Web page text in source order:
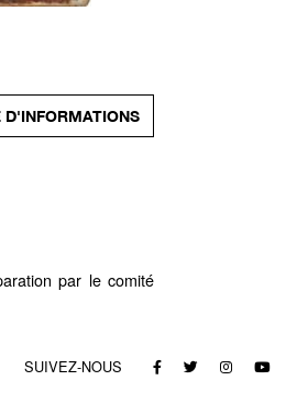
D'INFORMATIONS
par le comité
SUIVEZ-NOUS